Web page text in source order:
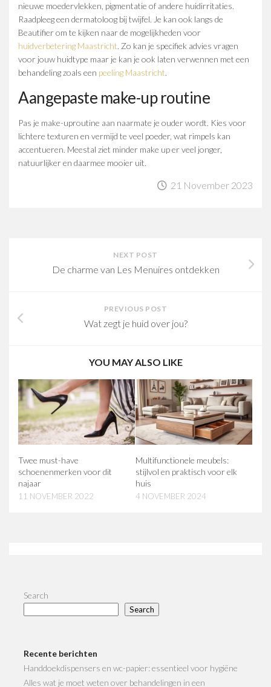
nieuwe moedervlekken, pigmentatie of andere huidirritaties.
Raadpleeg een dermatoloog bij twijfel. Je kan ook langs de
Beautifier om te kijken naar de mogelijkheden voor
huidverbetering Maastricht. Zo kan je specifiek advies vragen
voor jouw huidtype maar je kan je ook laten verwennen met een
behandeling zoals een peeling Maastricht.
Aangepaste make-up routine
Pas je make-uproutine aan naarmate je ouder wordt. Kies voor
lichtere texturen en vermijd te veel poeder, wat rimpels kan
accentueren. Meestal ziet minder make up er veel jonger,
natuurlijker en daarmee mooier uit.
21 November 2023
NEXT POST
De charme van Les Menuires ontdekken
PREVIOUS POST
Wat zegt je huid over jou?
YOU MAY ALSO LIKE
Twee must-have
schoenenmerken voor dit
najaar
11 NOVEMBER 2022
Multifunctionele meubels:
stijlvol en praktisch voor elk
huis
4 NOVEMBER 2024
Search
Search
Recente berichten
Handdoekdispensers en wc-papier: essentieel voor hygiëne
Alles wat je moet weten over behandelingen in een